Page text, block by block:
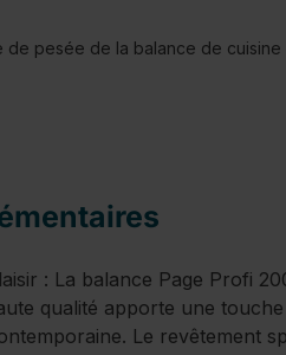
pesée de la balance de cuisine
: La balance Page Profi
qualité apporte une
Le revêtement